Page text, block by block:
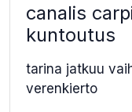
canalis
kuntoutus
tarina jatkuu
verenkierto